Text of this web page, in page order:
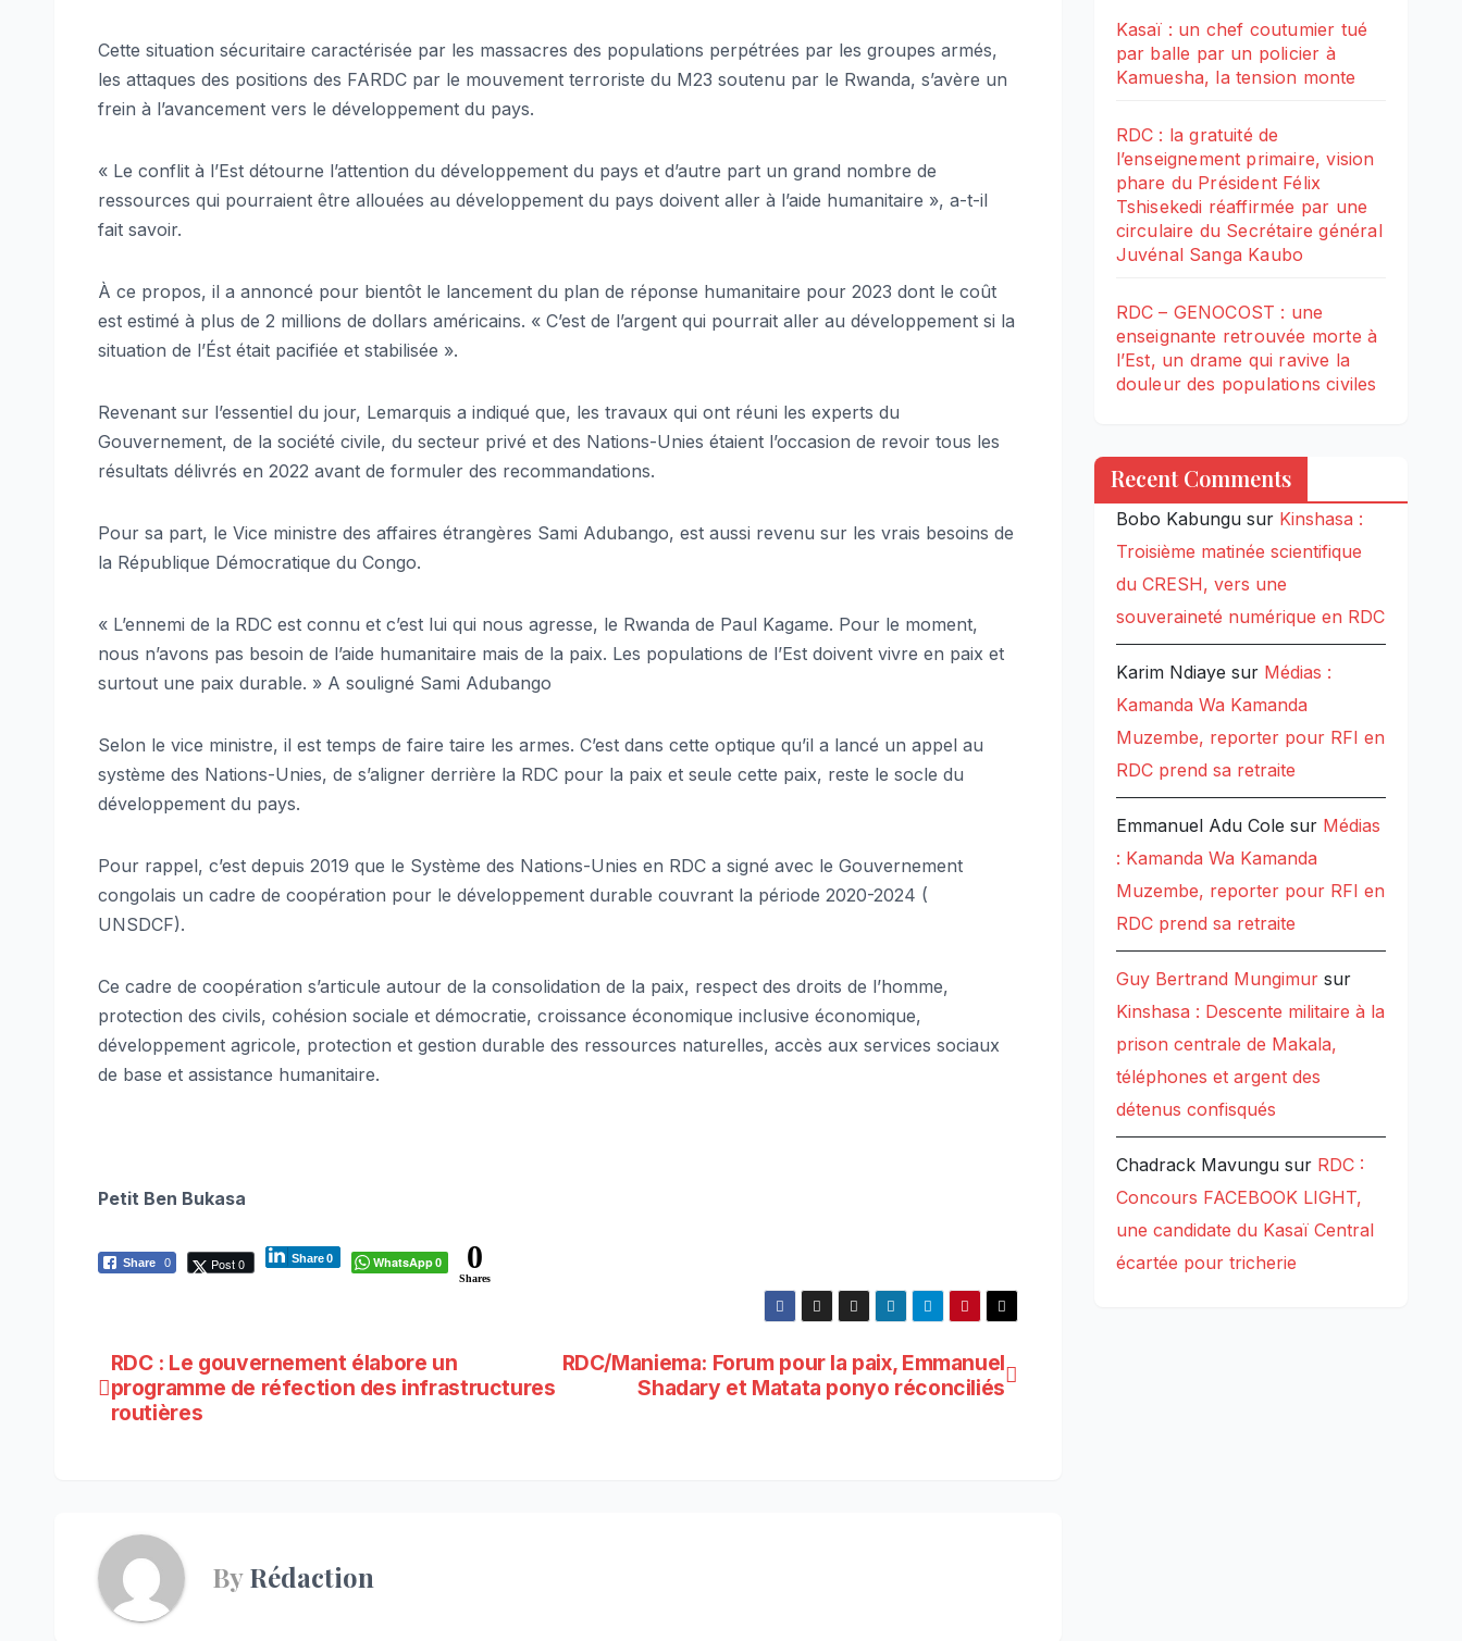
Cette situation sécuritaire caractérisée par les massacres des populations perpétrées par les groupes armés,
les attaques des positions des FARDC par le mouvement terroriste du M23 soutenu par le Rwanda, s’avère un
frein à l’avancement vers le développement du pays.
« Le conflit à l’Est détourne l’attention du développement du pays et d’autre part un grand nombre de
ressources qui pourraient être allouées au développement du pays doivent aller à l’aide humanitaire », a-t-il
fait savoir.
À ce propos, il a annoncé pour bientôt le lancement du plan de réponse humanitaire pour 2023 dont le coût
est estimé à plus de 2 millions de dollars américains. « C’est de l’argent qui pourrait aller au développement si la
situation de l’Ést était pacifiée et stabilisée ».
Revenant sur l’essentiel du jour, Lemarquis a indiqué que, les travaux qui ont réuni les experts du
Gouvernement, de la société civile, du secteur privé et des Nations-Unies étaient l’occasion de revoir tous les
résultats délivrés en 2022 avant de formuler des recommandations.
Pour sa part, le Vice ministre des affaires étrangères Sami Adubango, est aussi revenu sur les vrais besoins de
la République Démocratique du Congo.
« L’ennemi de la RDC est connu et c’est lui qui nous agresse, le Rwanda de Paul Kagame. Pour le moment,
nous n’avons pas besoin de l’aide humanitaire mais de la paix. Les populations de l’Est doivent vivre en paix et
surtout une paix durable. » A souligné Sami Adubango
Selon le vice ministre, il est temps de faire taire les armes. C’est dans cette optique qu’il a lancé un appel au
système des Nations-Unies, de s’aligner derrière la RDC pour la paix et seule cette paix, reste le socle du
développement du pays.
Pour rappel, c’est depuis 2019 que le Système des Nations-Unies en RDC a signé avec le Gouvernement
congolais un cadre de coopération pour le développement durable couvrant la période 2020-2024 (
UNSDCF).
Ce cadre de coopération s’articule autour de la consolidation de la paix, respect des droits de l’homme,
protection des civils, cohésion sociale et démocratie, croissance économique inclusive économique,
développement agricole, protection et gestion durable des ressources naturelles, accès aux services sociaux
de base et assistance humanitaire.
Petit Ben Bukasa
Share 0 Post 0 Share0 WhatsApp0 0
Shares
Navigation
de
RDC/Maniema: Forum pour la paix, Emmanuel
Shadary et Matata ponyo réconciliés
RDC : Le gouvernement élabore un
programme de réfection des infrastructures
routières
ByRédaction
Kasaï : un chef coutumier tué
par balle par un policier à
Kamuesha, la tension monte
RDC : la gratuité de
l’enseignement primaire, vision
phare du Président Félix
Tshisekedi réaffirmée par une
circulaire du Secrétaire général
Juvénal Sanga Kaubo
RDC – GENOCOST : une
enseignante retrouvée morte à
l’Est, un drame qui ravive la
douleur des populations civiles
Recent Comments
Bobo Kabungusur Kinshasa :
Troisième matinée scientifique
du CRESH, vers une
souveraineté numérique en RDC
Karim Ndiaye sur Médias :
Kamanda Wa Kamanda
Muzembe, reporter pour RFI en
RDC prend sa retraite
Emmanuel Adu Cole sur Médias
: Kamanda Wa Kamanda
Muzembe, reporter pour RFI en
RDC prend sa retraite
Guy Bertrand Mungimursur
Kinshasa : Descente militaire à la
prison centrale de Makala,
téléphones et argent des
détenus confisqués
Chadrack Mavungusur RDC :
Concours FACEBOOK LIGHT,
une candidate du Kasaï Central
écartée pour tricherie